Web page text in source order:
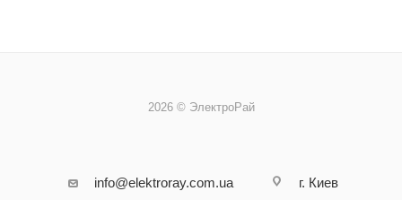
2026 © ЭлектроРай
info@elektroray.com.ua г. Киев